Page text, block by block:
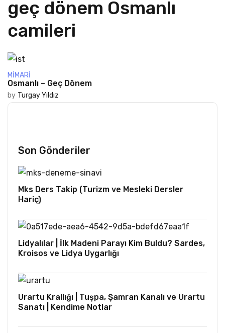
geç dönem Osmanlı
camileri
MIMARI
Osmanlı – Geç Dönem
by Turgay Yıldız
Son Gönderiler
Mks Ders Takip (Turizm ve Mesleki Dersler
Hariç)
Lidyalılar | İlk Madeni Parayı Kim Buldu? Sardes,
Kroisos ve Lidya Uygarlığı
Urartu Krallığı | Tuşpa, Şamran Kanalı ve Urartu
Sanatı | Kendime Notlar